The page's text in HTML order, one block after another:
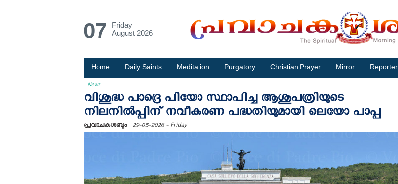
07
Friday
August 2026
Home Daily Saints Meditation Purgatory Christian Prayer Mirror Reporter
News
വിശുദ്ധ പാദ്രെ പിയോ സ്ഥാപിച്ച ആശുപത്രിയുടെ
നിലനില്‍പ്പിന് നവീകരണ പദ്ധതിയുമായി ലെയോ പാപ്പ
പ്രവാചകശബ്ദം 29-05-2026 - Friday